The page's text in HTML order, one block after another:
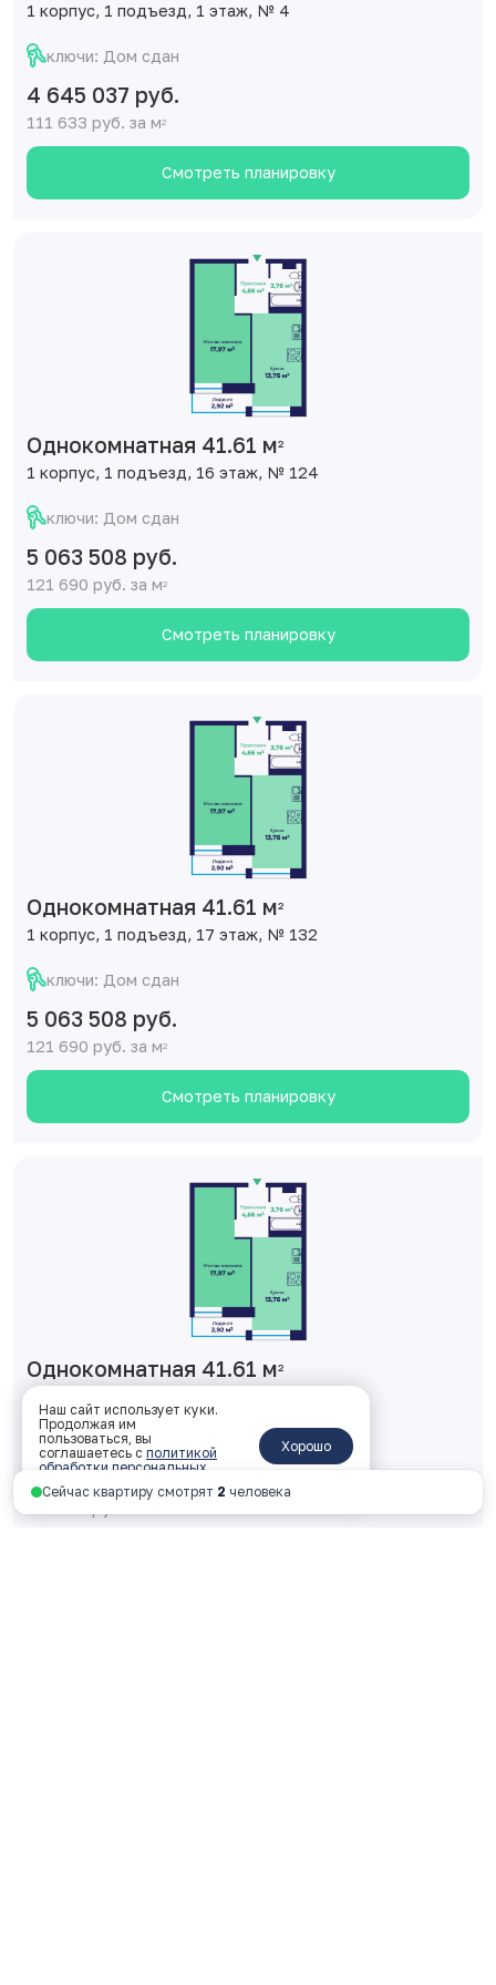
1 корпус, 1 подъезд, 1 этаж, № 4
ключи: Дом сдан
4 645 037 руб.
111 633 руб. за м2
Смотреть планировку
Однокомнатная 41.61 м2
1 корпус, 1 подъезд, 16 этаж, № 124
ключи: Дом сдан
5 063 508 руб.
121 690 руб. за м2
Смотреть планировку
Однокомнатная 41.61 м2
1 корпус, 1 подъезд, 17 этаж, № 132
ключи: Дом сдан
5 063 508 руб.
121 690 руб. за м2
Смотреть планировку
Однокомнатная 41.61 м2
1 корпус, 1 подъезд, 18 этаж, № 140
ключи: Дом сдан
5 230 897 руб.
Сейчас квартиру смотрят 2 человека
Наш сайт использует куки.
Продолжая им
пользоваться, вы
соглашаетесь с политикой
обработки персональных
данных
Хорошо